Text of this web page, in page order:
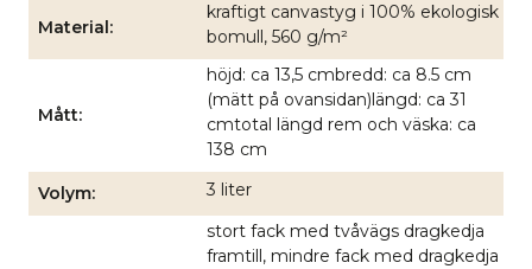
Material
kraftigt canvastyg i 100% ekologisk
bomull, 560 g/m²
Mått
höjd: ca 13,5 cmbredd: ca 8.5 cm
(mätt på ovansidan)längd: ca 31
cmtotal längd rem och väska: ca
138 cm
Volym 3 liter
stort fack med tvåvägs dragkedja
framtill, mindre fack med dragkedja